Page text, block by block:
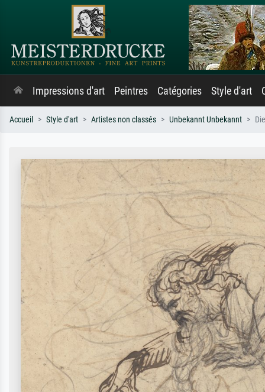
Impressions d'art Peintres Catégories Style d'art
Accueil Style d'art Artistes non classés Unbekannt Unbekannt